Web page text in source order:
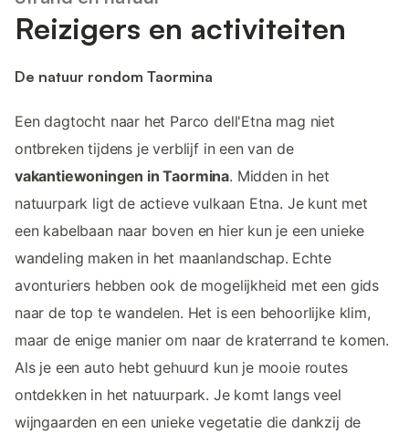
Reizigers en activiteiten
De natuur rondom Taormina
Een dagtocht naar het Parco dell'Etna mag niet
ontbreken tijdens je verblijf in een van de
vakantiewoningen in Taormina. Midden in het
natuurpark ligt de actieve vulkaan Etna. Je kunt met
een kabelbaan naar boven en hier kun je een unieke
wandeling maken in het maanlandschap. Echte
avonturiers hebben ook de mogelijkheid met een gids
naar de top te wandelen. Het is een behoorlijke klim,
maar de enige manier om naar de kraterrand te komen.
Als je een auto hebt gehuurd kun je mooie routes
ontdekken in het natuurpark. Je komt langs veel
wijngaarden en een unieke vegetatie die dankzij de